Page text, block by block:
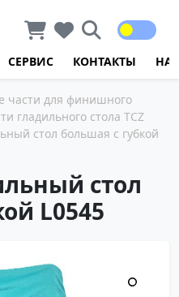
СЕРВИС КОНТАКТЫ
части для финишного
гладильного стола TCZ
стол большая с губкой
стол
L0545